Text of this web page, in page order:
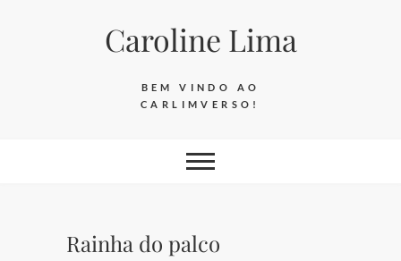
Caroline Lima
BEM VINDO AO
CARLIMVERSO!
Rainha do palco